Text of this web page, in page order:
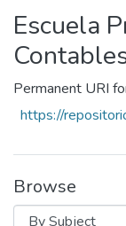
Enviar tesis
Escuela
Permanent URI
https://
Browse